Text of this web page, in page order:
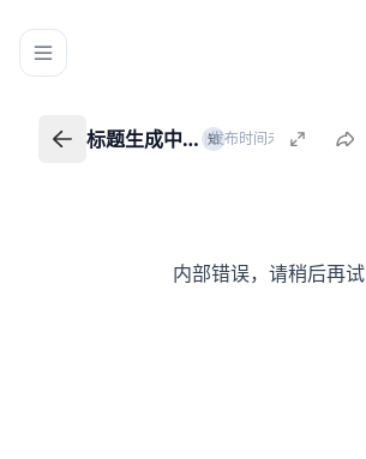
标题生成中…
返回我的知识
标题生成中… 知 知识创作者
|发布时间未知
内部错误，请稍后再试